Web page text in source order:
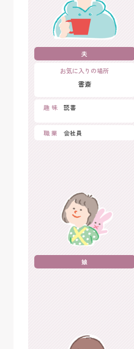
夫
お気に入りの場所
書斎
趣 味 読書
職 業
会社員
娘